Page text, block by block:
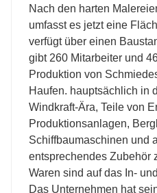
Nach den harten
umfasst es jetzt eine
verfügt über einen
gibt 260 Mitarbeiter und
Produktion von
Haufen. hauptsächlich in
Windkraft-Ära, Teile von
Produktionsanlagen,
Schiffbaumaschinen und
entsprechendes Zubehör
Waren sind auf das In-
Das Unternehmen hat